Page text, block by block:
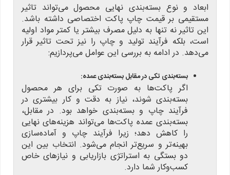
ابعاد و نوع بسته‌بندی نهایی محصول می‌تواند تاثیر
مستقیمی بر قیمت چاپ پاکت اختصاصی داشته باشد.
این تاثیر نه تنها به دلیل مصرف بیشتر یا کمتر مواد اولیه
است، بلکه فرآیند تولید و چاپ را نیز تحت تاثیر قرار
می‌دهد. در ادامه به بررسی این عوامل می‌پردازیم:
بسته‌بندی تکی در مقابل بسته‌بندی عمده:
اگر پاکت‌ها به صورت تکی برای هر محصول
بسته‌بندی شوند، نیاز به دقت و کار بیشتری در
فرآیند چاپ و بسته‌بندی خواهد بود. در مقابل،
بسته‌بندی عمده پاکت‌ها می‌تواند هزینه‌های نهایی
را کاهش دهد؛ زیرا فرآیند چاپ و آماده‌سازی
بهینه‌تر و سریع‌تر انجام می‌شود. انتخاب بین این
دو بستگی به استراتژی بازاریابی و نیازهای خاص
کسب‌وکار شما دارد.